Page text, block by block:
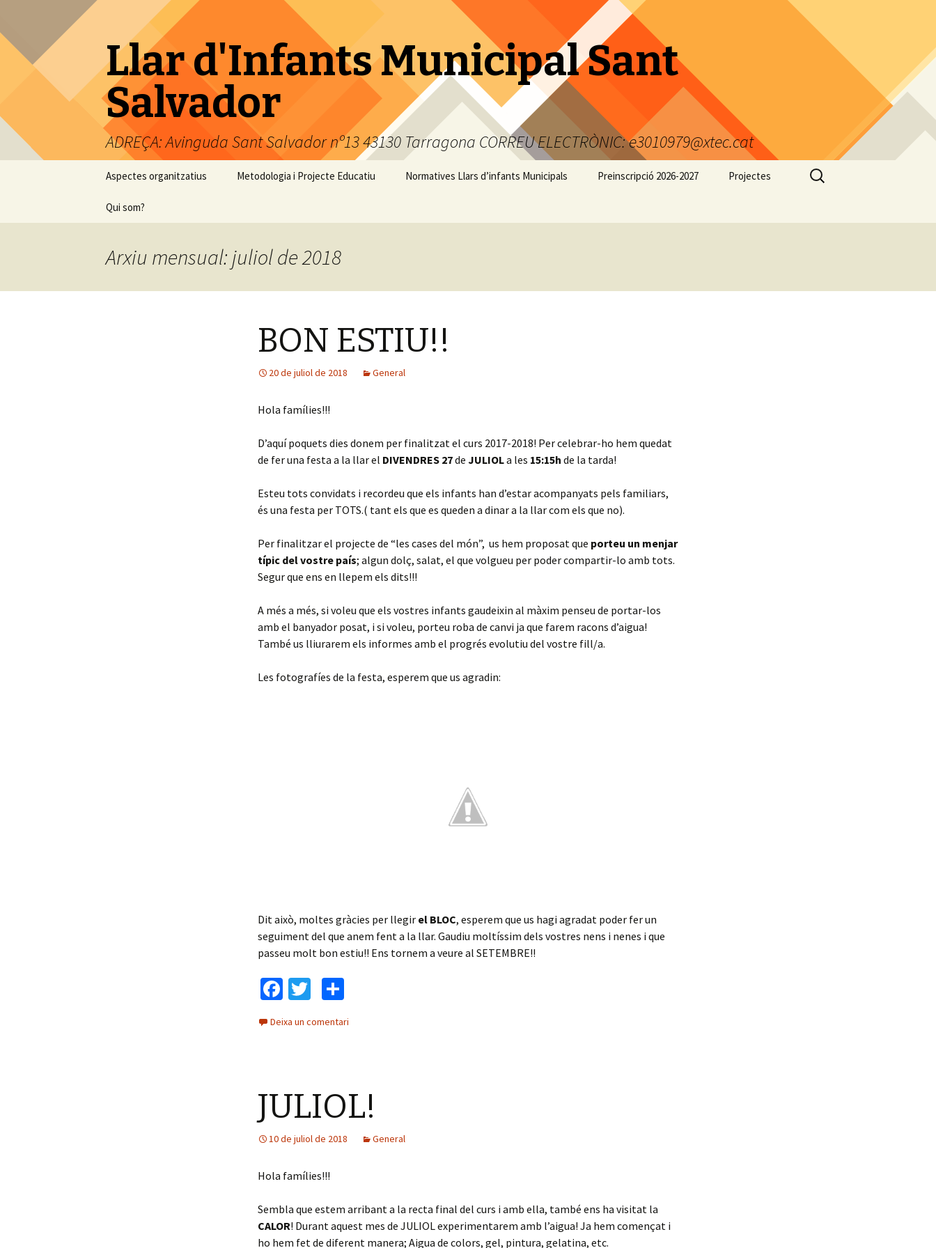
Llar d'Infants Municipal Sant
Salvador
ADREÇA: Avinguda Sant Salvador nº13 43130 Tarragona CORREU ELECTRÒNIC: e3010979@xtec.cat
contingut
Aspectes organitzatius
Horari i Calendari
Metodologia i Projecte Educatiu Normatives Llars d’infants Municipals Preinscripció 2026-2027 Projectes
Qui som?
Cerca:
Arxiu mensual: juliol de 2018
BON ESTIU!!
20 de juliol de 2018 General
Hola famílies!!!
D’aquí poquets dies donem per finalitzat el curs 2017-2018! Per celebrar-ho hem quedat
de fer una festa a la llar el DIVENDRES 27de JULIOLa les 15:15h de la tarda!
Esteu tots convidats i recordeu que els infants han d’estar acompanyats pels familiars,
és una festa per TOTS.( tant els que es queden a dinar a la llar com els que no).
Per finalitzar el projecte de “les cases del món”, us hem proposat que porteu un menjar
típic del vostre país; algun dolç, salat, el que volgueu per poder compartir-lo amb tots.
Segur que ens en llepem els dits!!!
A més a més, si voleu que els vostres infants gaudeixin al màxim penseu de portar-los
amb el banyador posat, i si voleu, porteu roba de canvi ja que farem racons d’aigua!
També us lliurarem els informes amb el progrés evolutiu del vostre fill/a.
Les fotografíes de la festa, esperem que us agradin:
Dit això, moltes gràcies per llegir el BLOC, esperem que us hagi agradat poder fer un
seguiment del que anem fent a la llar. Gaudiu moltíssim dels vostres nens i nenes i que
passeu molt bon estiu!! Ens tornem a veure al SETEMBRE!!
Fa
b
k
T
tt
o
m
te
ix
Deixa un comentari
JULIOL!
10 de juliol de 2018 General
Hola famílies!!!
Sembla que estem arribant a la recta final del curs i amb ella, també ens ha visitat la
CALOR! Durant aquest mes de JULIOL experimentarem amb l’aigua! Ja hem començat i
ho hem fet de diferent manera; Aigua de colors, gel, pintura, gelatina, etc.